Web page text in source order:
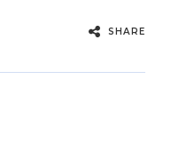
SHARE